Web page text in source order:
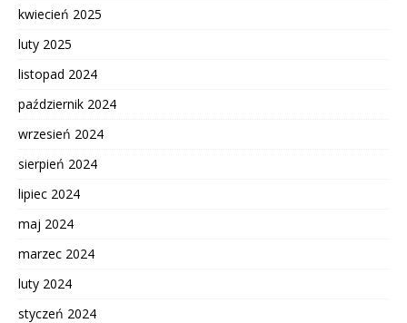
kwiecień 2025
luty 2025
listopad 2024
październik 2024
wrzesień 2024
sierpień 2024
lipiec 2024
maj 2024
marzec 2024
luty 2024
styczeń 2024